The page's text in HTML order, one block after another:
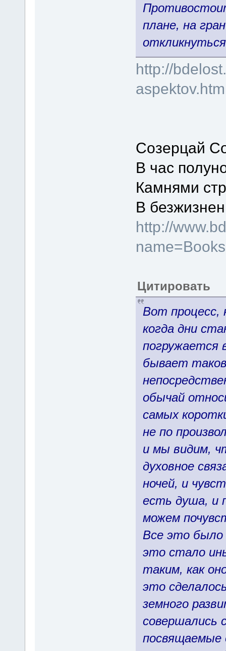
плане, на
http://
Созерцай
В час
Камнями
В
http://
Цитировать
Вот процесс,
когда дни
погружается
бывает
обычай
самых
не по
и мы видим,
духовное
ночей, и
есть душа, и
можем
Все это было
это стало
таким, как
это
земного
совершались
посвящаемые